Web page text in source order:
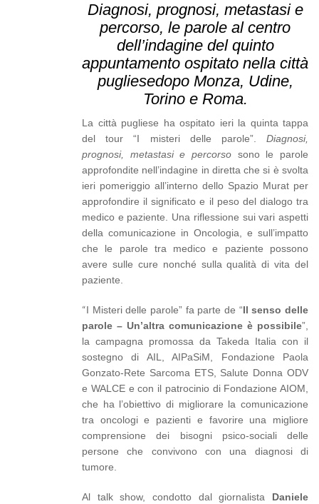
Diagnosi, prognosi, metastasi e
percorso, le parole al centro
dell’indagine del quinto
appuntamento ospitato nella città
pugliesedopo Monza, Udine,
Torino e Roma.
La città pugliese ha ospitato ieri la quinta tappa
del tour “I misteri delle parole”. Diagnosi,
prognosi, metastasi e percorso sono le parole
approfondite nell’indagine in diretta che si è svolta
ieri pomeriggio all’interno dello Spazio Murat per
approfondire il significato e il peso del dialogo tra
medico e paziente. Una riflessione sui vari aspetti
della comunicazione in Oncologia, e sull’impatto
che le parole tra medico e paziente possono
avere sulle cure nonché sulla qualità di vita del
paziente.
“I Misteri delle parole” fa parte de “Il senso delle
parole – Un’altra comunicazione è possibile”,
la campagna promossa da Takeda Italia con il
sostegno di AIL, AIPaSiM, Fondazione Paola
Gonzato-Rete Sarcoma ETS, Salute Donna ODV
e WALCE e con il patrocinio di Fondazione AIOM,
che ha l’obiettivo di migliorare la comunicazione
tra oncologi e pazienti e favorire una migliore
comprensione dei bisogni psico-sociali delle
persone che convivono con una diagnosi di
tumore.
Al talk show, condotto dal giornalista Daniele